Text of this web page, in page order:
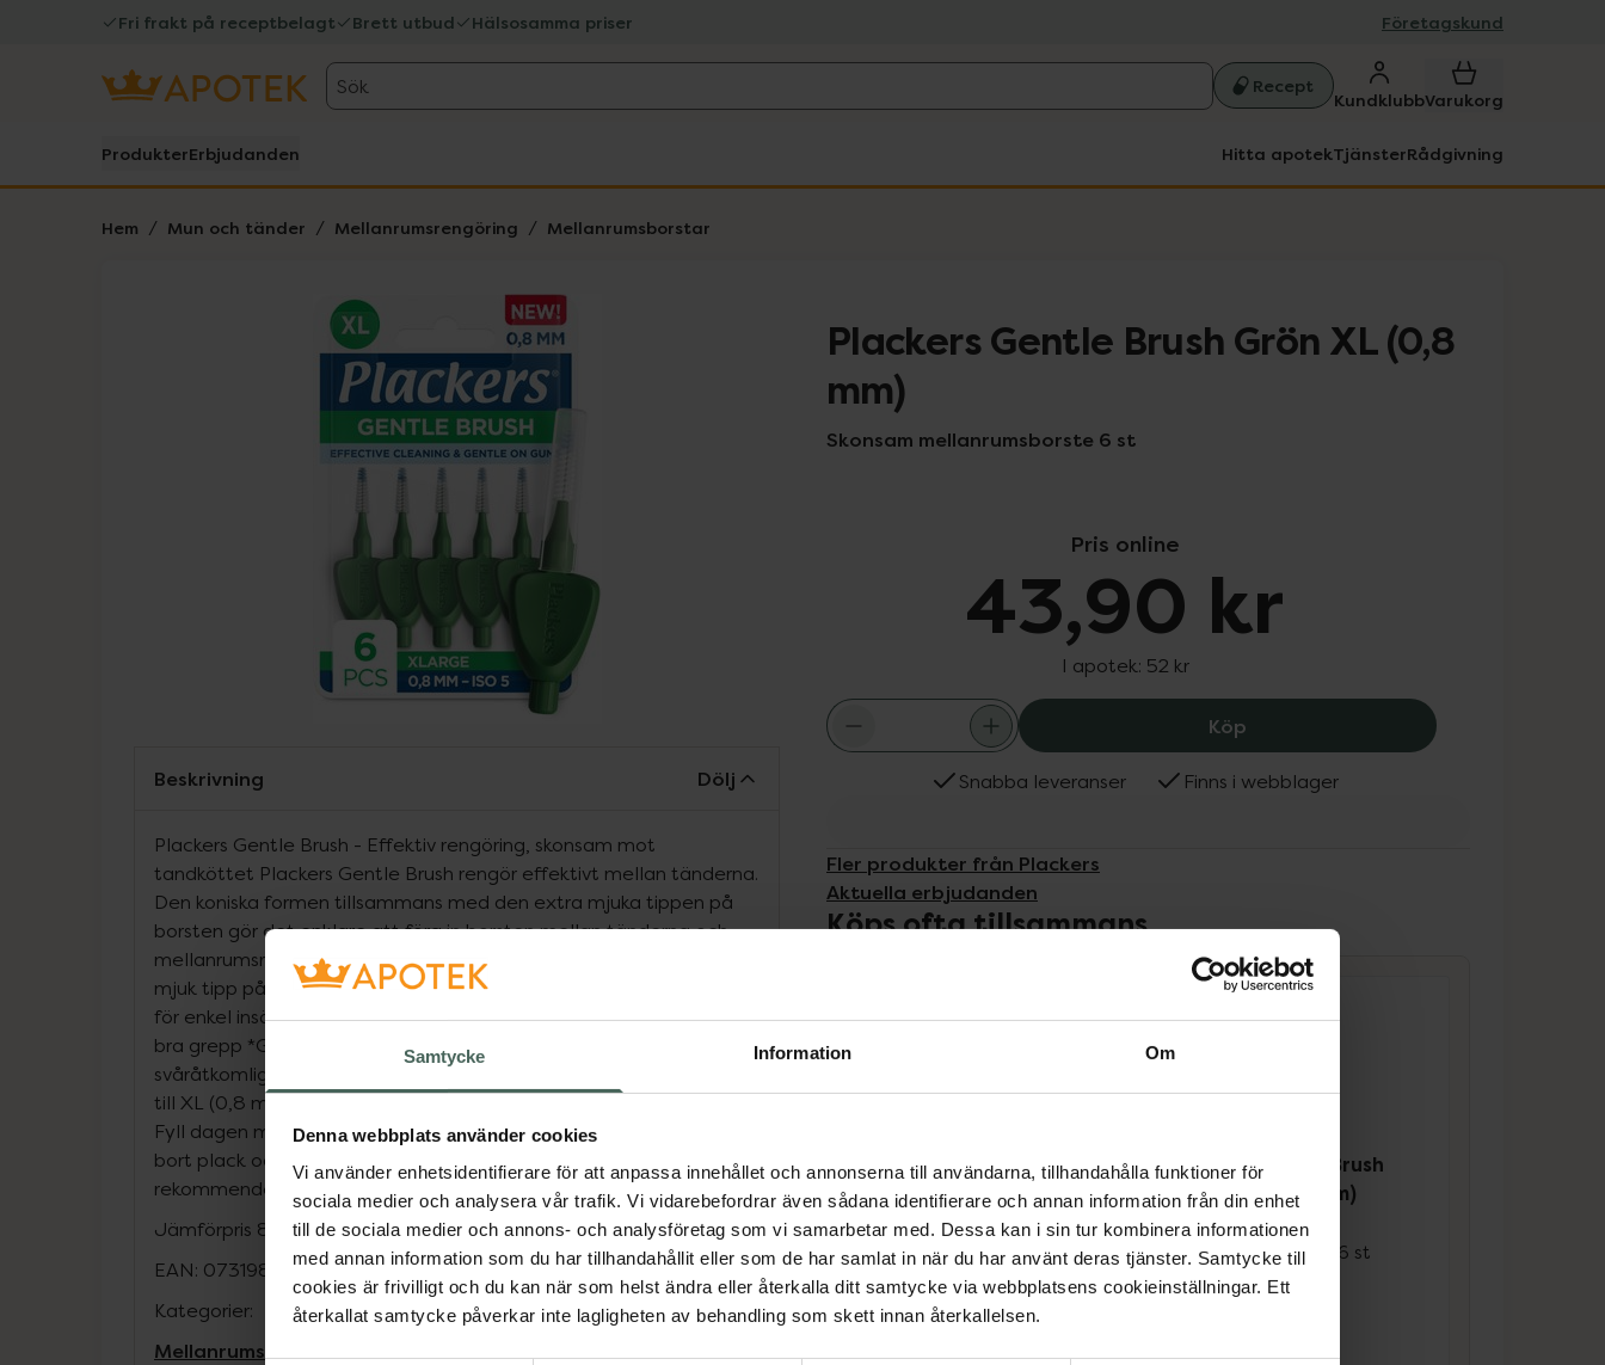
Samtycke Information Om
Denna webbplats använder cookies
Vi använder enhetsidentifierare för att anpassa innehållet och annonserna till användarna, tillhandahålla funktioner för
sociala medier och analysera vår trafik. Vi vidarebefordrar även sådana identifierare och annan information från din enhet
till de sociala medier och annons- och analysföretag som vi samarbetar med. Dessa kan i sin tur kombinera informationen
med annan information som du har tillhandahållit eller som de har samlat in när du har använt deras tjänster. Samtycke till
cookies är frivilligt och du kan när som helst ändra eller återkalla ditt samtycke via webbplatsens cookieinställningar. Ett
återkallat samtycke påverkar inte lagligheten av behandling som skett innan återkallelsen.
Fri frakt på receptbelagt Brett utbud Hälsosamma priser Företagskund
Sök Recept
KundklubbVarukorg
ProdukterErbjudanden Hitta apotekTjänsterRådgivning
Hem Mun och tänder Mellanrumsrengöring Mellanrumsborstar
Lista: . Innehåller 1 objekt.
Plackers Gentle Brush Grön XL (0,8
mm)
Skonsam mellanrumsborste 6 st
Pris online
43,90 kr
I apotek: 52 kr
Köp Plackers Gentle Brush Grön XL (0,8
Snabba leveranser Finns i webblager
Fler produkter från Plackers
Aktuella erbjudanden
Köps ofta tillsammans
Plackers Gentle Brush
Grön XL (0,8 mm)
Skonsam
mellanrumsborste 6 st
Pris online
Plackers Gentle Brush
Rosa XXS (0,4 mm)
Skonsam
mellanrumsborste 6 st
Pris online
Beskrivning Dölj
Plackers Gentle Brush - Effektiv rengöring, skonsam mot
tandköttet Plackers Gentle Brush rengör effektivt mellan tänderna.
Den koniska formen tillsammans med den extra mjuka tippen på
borsten gör det enklare att föra in borsten mellan tänderna och
mellanrumsrengöringen blir mer skonsam mot tandköttet. *Extra
mjuk tipp på borsten hjälper till att skydda tandköttet *Konisk form
för enkel insättning mellan tänderna *Ergonomisk handtag som ger
bra grepp *Ger en effektiv rengöring av alla tandmellanrum, även
svåråtkomliga områden *Finns i 6 olika storlekar XXS (0,4 mm) upp
till XL (0,8 mm) *Storlekar och färger följer internationell standard
Fyll dagen med skratt och stora leenden - ta enkelt och effektivt
bort plack och matrester med Plackers Gentle Brush. Tandläkare
rekommenderar daglig rengöring mellan tänderna.
Jämförpris 8,67 kr/st
EAN: 07319861023305
Kategorier:
Mellanrumsborstar